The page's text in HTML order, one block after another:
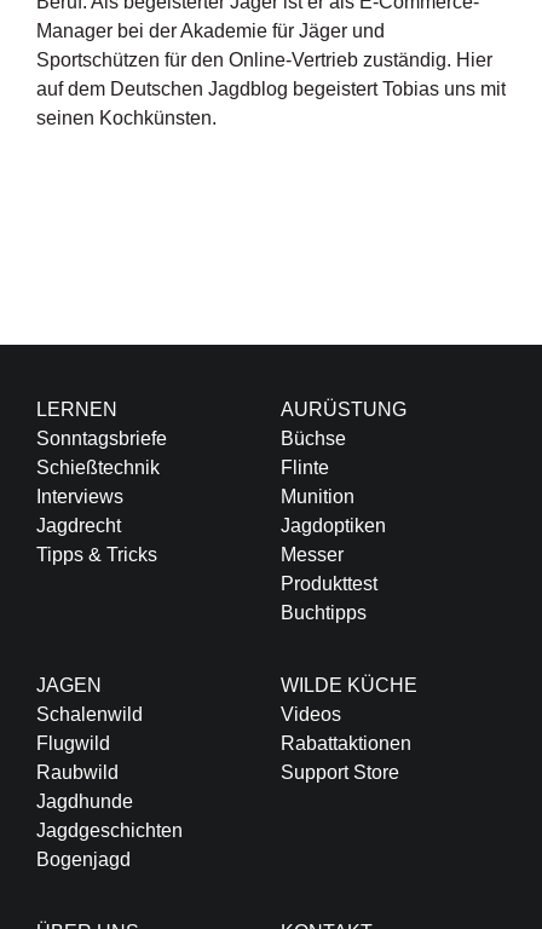
Manager bei der Akademie für Jäger und
Sportschützen für den Online-Vertrieb zuständig. Hier
auf dem Deutschen Jagdblog begeistert Tobias uns mit
seinen Kochkünsten.
LERNEN
Sonntagsbriefe
Schießtechnik
Interviews
Jagdrecht
Tipps & Tricks
AURÜSTUNG
Büchse
Flinte
Munition
Jagdoptiken
Messer
Produkttest
Buchtipps
JAGEN
Schalenwild
Flugwild
Raubwild
Jagdhunde
Jagdgeschichten
Bogenjagd
WILDE KÜCHE
Videos
Rabattaktionen
Support Store